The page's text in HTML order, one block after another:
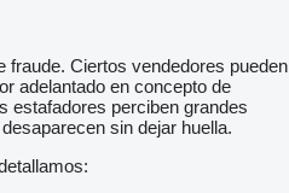
fraude. Ciertos vendedores pueden
adelantado en concepto de
estafadores perciben grandes
sin dejar huella.